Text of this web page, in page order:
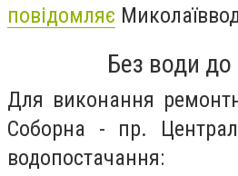
повідомляє
Без води
Для виконання
Соборна - пр.
водопостачання: